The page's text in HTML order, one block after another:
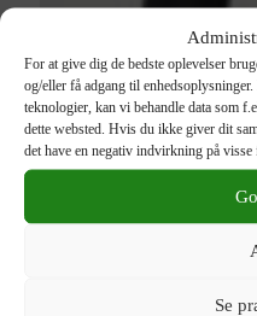
For at give dig de bedste oplevelser
og/eller få adgang til
teknologier, kan vi behandle data som
dette websted. Hvis du ikke giver dit
det have en negativ indvirkning på visse
Se